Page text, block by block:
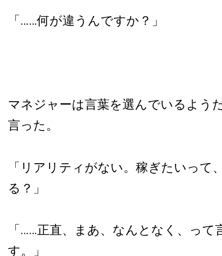
「……何が違うんですか？」
マネジャーは言葉を選んでいるよう
言った。
「リアリティがない。稼ぎたいって
る？」
「……正直、まあ、なんとなく、って
す。」